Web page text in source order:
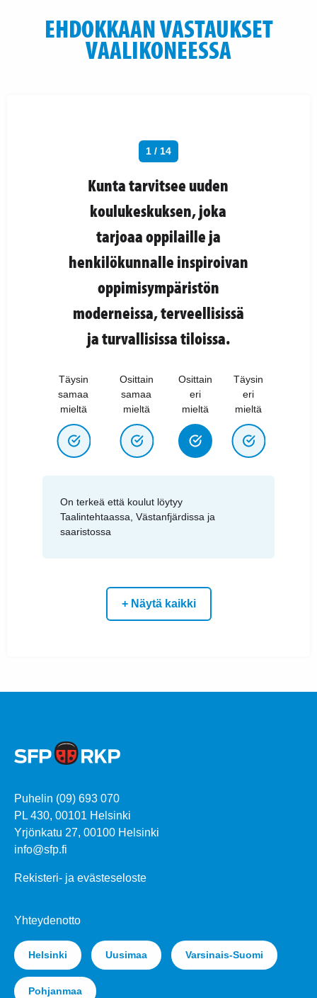
EHDOKKAAN VASTAUKSET
VAALIKONEESSA
1 / 14
Kunta tarvitsee uuden
koulukeskuksen, joka
tarjoaa oppilaille ja
henkilökunnalle inspiroivan
oppimisympäristön
moderneissa, terveellisissä
ja turvallisissa tiloissa.
Täysin
samaa
mieltä
Osittain
samaa
mieltä
Osittain
eri
mieltä
Täysin
eri
mieltä
On terkeä että koulut löytyy
Taalintehtaassa, Västanfjärdissa ja
saaristossa
+ Näytä kaikki
Puhelin (09) 693 070
PL 430, 00101 Helsinki
Yrjönkatu 27, 00100 Helsinki
info@sfp.fi
Rekisteri- ja evästeseloste
Yhteydenotto
Helsinki Uusimaa Varsinais-Suomi
Pohjanmaa